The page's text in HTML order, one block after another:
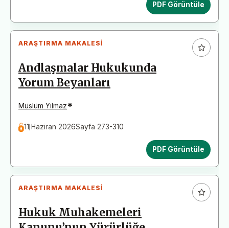
PDF Görüntüle
ARAŞTIRMA MAKALESI
Andlaşmalar Hukukunda
Yorum Beyanları
Müslüm Yilmaz*
11 Haziran 2026Sayfa 273-310
PDF Görüntüle
ARAŞTIRMA MAKALESI
Hukuk Muhakemeleri